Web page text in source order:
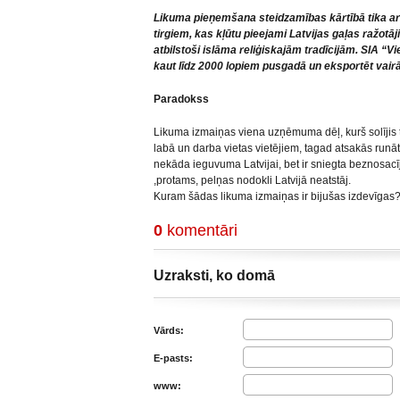
Likuma pieņemšana steidzamības kārtībā tika
tirgiem, kas kļūtu pieejami Latvijas gaļas
atbilstoši islāma reliģiskajām tradīcijām. SIA
kaut līdz 2000 lopiem pusgadā un eksportēt
Paradokss
Likuma izmaiņas viena uzņēmuma dēļ, kurš
labā un darba vietas vietējiem, tagad atsakās
nekāda ieguvuma Latvijai, bet ir sniegta
,protams, pelņas nodokli Latvijā neatstāj.
Kuram šādas likuma izmaiņas ir bijušas izdevīgas?
0 komentāri
Uzraksti, ko domā
Vārds:
E-pasts:
www: